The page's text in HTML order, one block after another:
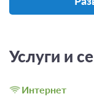
Проживание
2 500
ЗА НОЧЬ ДЛЯ 1 ГОСТЯ
Услуги и
Интернет